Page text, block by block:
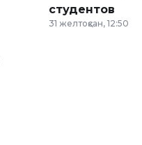
студентов
31 желтоқсан, 12:50